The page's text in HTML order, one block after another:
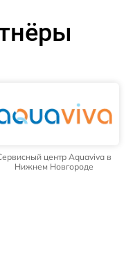
центр Aquaviva в
Нижнем Новгороде